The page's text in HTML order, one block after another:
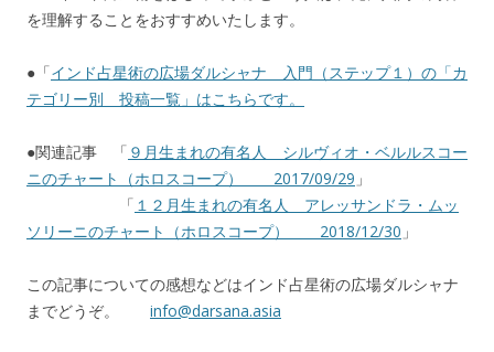
を理解することをおすすめいたします。
●「インド占星術の広場ダルシャナ 入門（ステップ１）の「カ
テゴリー別 投稿一覧」はこちらです。
●関連記事 「 ９月生まれの有名人 シルヴィオ・ベルルスコー
ニのチャート（ホロスコープ） 2017/09/29 」
「 １２月生まれの有名人 アレッサンドラ・ムッ
ソリーニのチャート（ホロスコープ） 2018/12/30 」
この記事についての感想などはインド占星術の広場ダルシャナ
までどうぞ。 info@darsana.asia